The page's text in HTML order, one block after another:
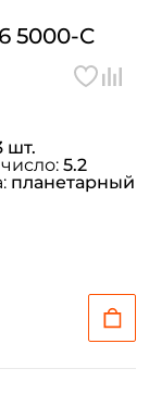
5000-C
шт.
5.2
планетарный